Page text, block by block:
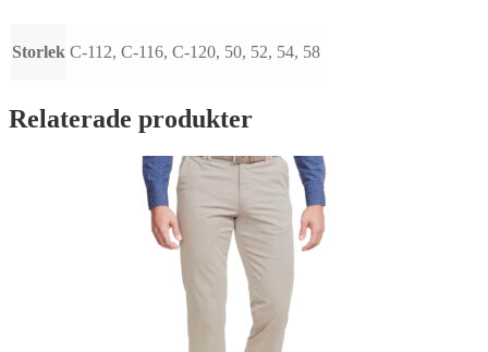
Storlek C-112, C-116, C-120, 50, 52, 54, 58
Relaterade produkter